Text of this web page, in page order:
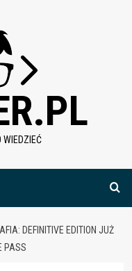
WIEDZIEĆ
DEFINITIVE EDITION JUŻ
PASS